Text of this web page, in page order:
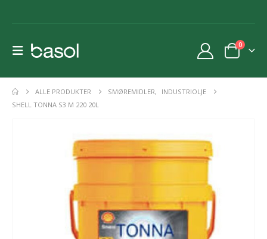
0
ALLE PRODUKTER SMØREMIDLER,
INDUSTRIOLJE
SHELL TONNA S3 M 220 20L